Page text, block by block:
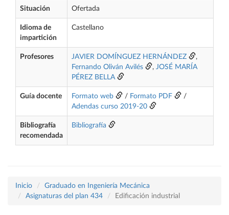
Situación Ofertada
Idioma de
impartición
Castellano
Profesores JAVIER DOMÍNGUEZ HERNÁNDEZ
,
Fernando Oliván Avilés
, JOSÉ MARÍA
PÉREZ BELLA
Guía docente Formato web / Formato PDF
/
Adendas curso 2019-20
Bibliografía
recomendada
Bibliografía
Inicio
Graduado en Ingeniería Mecánica
Asignaturas del plan 434
Edificación industrial